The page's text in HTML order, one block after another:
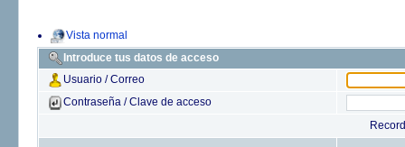
Vista normal
Introduce tus datos de acceso
Usuario / Correo
Contraseña / Clave de acceso